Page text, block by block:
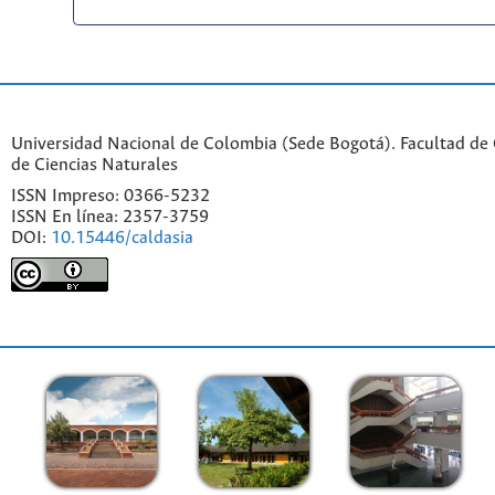
Universidad Nacional de Colombia (Sede Bogotá). Facultad
de Ciencias Naturales
ISSN Impreso: 0366-5232
ISSN En línea: 2357-3759
DOI: 10.15446/caldasia